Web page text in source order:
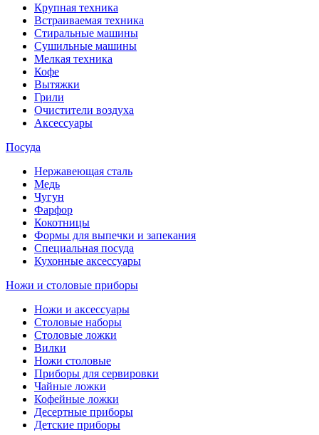
Крупная техника
Встраиваемая техника
Стиральные машины
Сушильные машины
Мелкая техника
Кофе
Вытяжки
Грили
Очистители воздуха
Аксессуары
Посуда
Нержавеющая сталь
Медь
Чугун
Фарфор
Кокотницы
Формы для выпечки и запекания
Специальная посуда
Кухонные аксессуары
Ножи и столовые приборы
Ножи и аксессуары
Столовые наборы
Столовые ложки
Вилки
Ножи столовые
Приборы для сервировки
Чайные ложки
Кофейные ложки
Десертные приборы
Детские приборы